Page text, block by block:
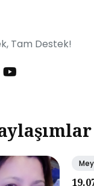
Tam Destek!